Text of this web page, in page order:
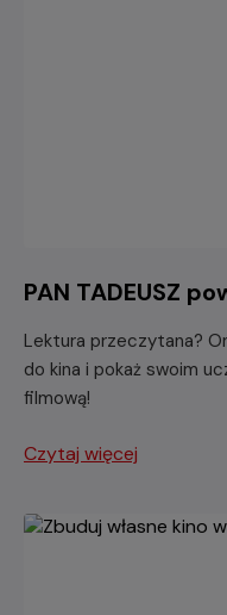
PAN TADEUSZ
Lektura przeczytana?
do kina i pokaż swoim
filmową!
Czytaj więcej